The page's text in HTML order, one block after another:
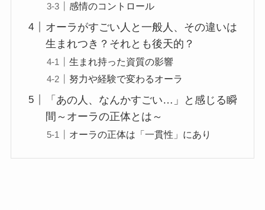
感情のコントロール
オーラがすごい人と一般人、その違いは
生まれつき？それとも後天的？
生まれ持った資質の影響
努力や経験で変わるオーラ
「あの人、なんかすごい…」と感じる瞬
間～オーラの正体とは～
オーラの正体は「一貫性」にあり